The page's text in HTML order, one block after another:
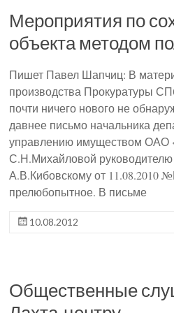
Мероприятия по
объекта методом
Пишет Павел Шапчиц: В
производства Прокуратуры
почти ничего нового не
давнее письмо начальника
управлению имуществом ОАО
С.Н.Михайловой руководителю
А.В.Кибовскому от 11.08.2010
прелюбопытное. В письме
10.08.2012
Общественные